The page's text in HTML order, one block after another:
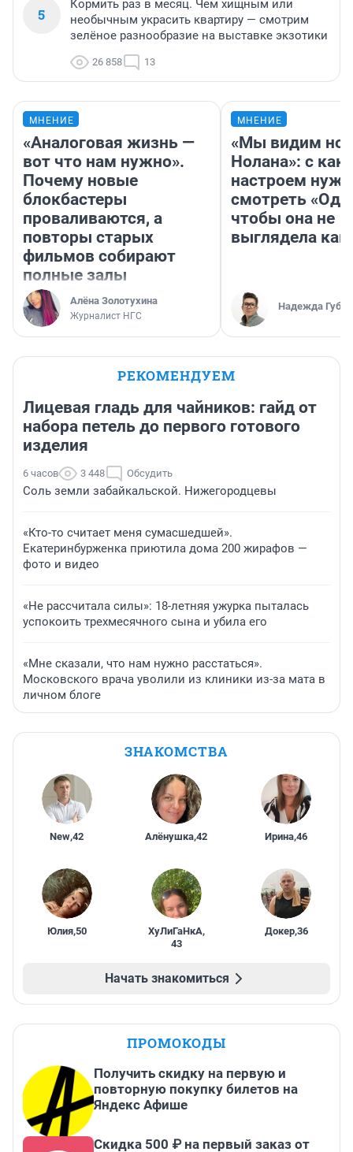
5
Кормить раз в месяц. Чем хищным или
необычным украсить квартиру — смотрим
зелёное разнообразие на выставке экзотики
26 858 13
МНЕНИЕ
«Аналоговая жизнь —
вот что нам нужно».
Почему новые
блокбастеры
проваливаются, а
повторы старых
фильмов собирают
полные залы
Алёна Золотухина
Журналист НГС
МНЕНИЕ
«Мы видим
Нолана»: с
настроем
смотреть
чтобы она не
выглядела как
Надежда
РЕКОМЕНДУЕМ
Лицевая гладь для чайников: гайд от
набора петель до первого готового
изделия
6 часов 3 448 Обсудить
Соль земли забайкальской. Нижегородцевы
«Кто-то считает меня сумасшедшей».
Екатеринбурженка приютила дома 200 жирафов —
фото и видео
«Не рассчитала силы»: 18-летняя ужурка пыталась
успокоить трехмесячного сына и убила его
«Мне сказали, что нам нужно расстаться».
Московского врача уволили из клиники из-за мата в
личном блоге
ЗНАКОМСТВА
New,42 Алёнушка,42 Ирина,46
Юлия,50 ХуЛиГаНкА,
43
Докер,36
Начать знакомиться
ПРОМОКОДЫ
Получить скидку на первую и
повторную покупку билетов на
Яндекс Афише
Скидка 500 ₽ на первый заказ от